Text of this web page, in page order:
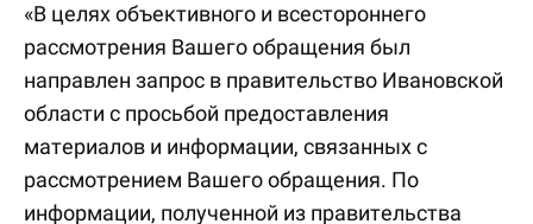
«В целях объективного и всестороннего
рассмотрения Вашего обращения был
направлен запрос в правительство Ивановской
области с просьбой предоставления
материалов и информации, связанных с
рассмотрением Вашего обращения. По
информации, полученной из правительства